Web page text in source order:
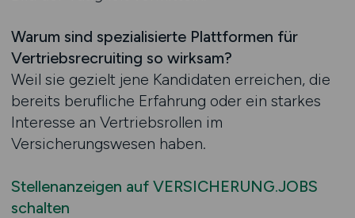
Warum sind spezialisierte Plattformen für
Vertriebsrecruiting so wirksam?
Weil sie gezielt jene Kandidaten erreichen, die
bereits berufliche Erfahrung oder ein starkes
Interesse an Vertriebsrollen im
Versicherungswesen haben.
Stellenanzeigen auf VERSICHERUNG.JOBS
schalten